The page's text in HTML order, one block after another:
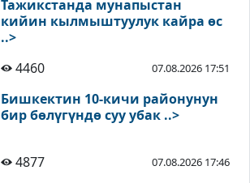
Тажикстанда мунапыстан
кийин кылмыштуулук кайра өс
..>
4460
07.08.2026 17:51
Бишкектин 10-кичи районунун
бир бөлүгүндө суу убак ..>
4877 07.08.2026 17:46